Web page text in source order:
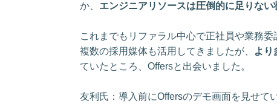
か、 エンジニアリソースは圧倒的に足りない
これまでもリファラル中心で正社員や業務
複数の採用媒体も活用してきましたが、
より
ていたところ、Offersと出会いました。
友利氏：導入前にOffersのデモ画面を見せて